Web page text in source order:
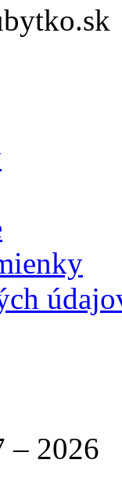
– 2026